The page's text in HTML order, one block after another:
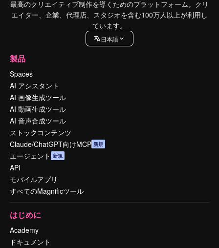
最高のクリエイティブ制作を導くためのプラットフォーム。クリ
エイター、企業、代理店、スタジオを含む100万人以上が利用し
ています。
日本語
製品
Spaces
AI アシスタント
AI 画像生成ツール
AI 動画生成ツール
AI 音声合成ツール
ストックコンテンツ
Claude/ChatGPT向けMCP 新規
エージェント 新規
API
モバイルアプリ
すべてのMagnificツール
はじめに
Academy
ドキュメント